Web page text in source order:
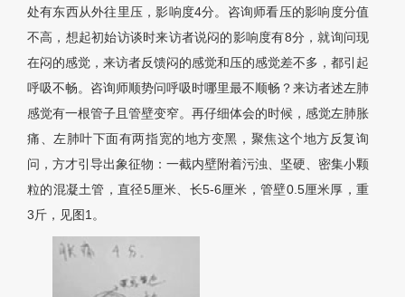
处有东西从外往里压，影响度4分。咨询师看压的影响度分值
不高，想起初始访谈时来访者说闷的影响度有8分，就询问现
在闷的感觉，来访者反馈闷的感觉和压的感觉差不多，都引起
呼吸不畅。咨询师顺势问呼吸时哪里最不顺畅？来访者述左肺
感觉有一根管子且管壁变窄。再仔细体会的时候，感觉左肺胀
痛、左肺叶下面有两指宽的地方变黑，聚焦这个地方反复询
问，方才引导出象征物：一截内壁附着污浊、坚硬、密集小颗
粒的混凝土管，直径5厘米、长5-6厘米，管壁0.5厘米厚，重
3斤，见图1。